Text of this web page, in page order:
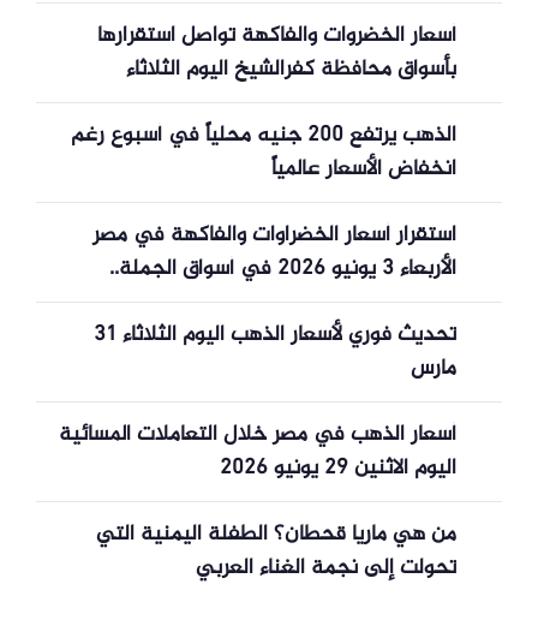
أسعار الخضروات والفاكهة تواصل استقرارها
بأسواق محافظة كفرالشيخ اليوم الثلاثاء
الذهب يرتفع 200 جنيه محلياً في أسبوع رغم
انخفاض الأسعار عالمياً
استقرار أسعار الخضراوات والفاكهة في مصر
الأربعاء 3 يونيو 2026 في أسواق الجملة..
الطماطم بين 10 و25 جنيهًا
تحديث فوري لأسعار الذهب اليوم الثلاثاء 31
مارس
أسعار الذهب في مصر خلال التعاملات المسائية
اليوم الاثنين 29 يونيو 2026
من هي ماريا قحطان؟ الطفلة اليمنية التي
تحولت إلى نجمة الغناء العربي